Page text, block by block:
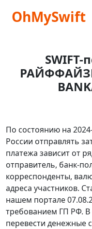
OhMySwift
По состоянию на
России отправлять
платежа зависит от
отправитель, банк-
корреспонденты,
адреса участников.
нашем портале
требованием ГП РФ.
перевести денежные